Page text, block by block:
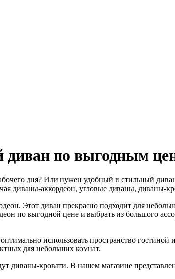
диван по выгодным
дня? Или нужен удобный и стильный
диваны-аккордеон, угловые диваны, диваны-
Этот диван прекрасно подходит для
по выгодной цене и выбрать из большого
использовать пространство
для небольших комнат.
диваны-кровати. В нашем магазине